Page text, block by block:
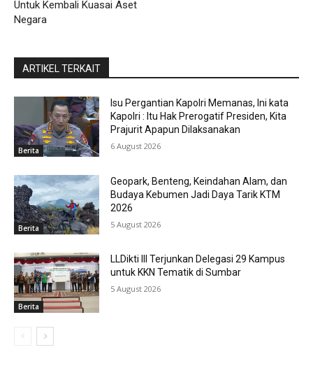
Untuk Kembali Kuasai Aset
Negara
ARTIKEL TERKAIT
Berita
Isu Pergantian Kapolri Memanas, Ini kata
Kapolri : Itu Hak Prerogatif Presiden, Kita
Prajurit Apapun Dilaksanakan
6 August 2026
Berita
Geopark, Benteng, Keindahan Alam, dan
Budaya Kebumen Jadi Daya Tarik KTM
2026
5 August 2026
Berita
LLDikti III Terjunkan Delegasi 29 Kampus
untuk KKN Tematik di Sumbar
5 August 2026